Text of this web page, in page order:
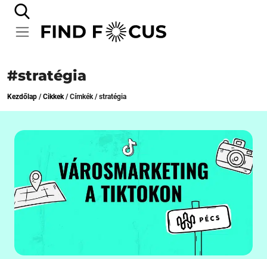
#stratégia
Kezdőlap /Cikkek/Címkék/stratégia